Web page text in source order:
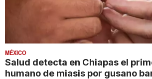
MÉXICO
Salud detecta en Chiapas el
humano de miasis por gusano